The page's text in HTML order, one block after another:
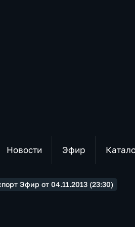
Новости Эфир
Эфир от 04.11.2013 (23:30)